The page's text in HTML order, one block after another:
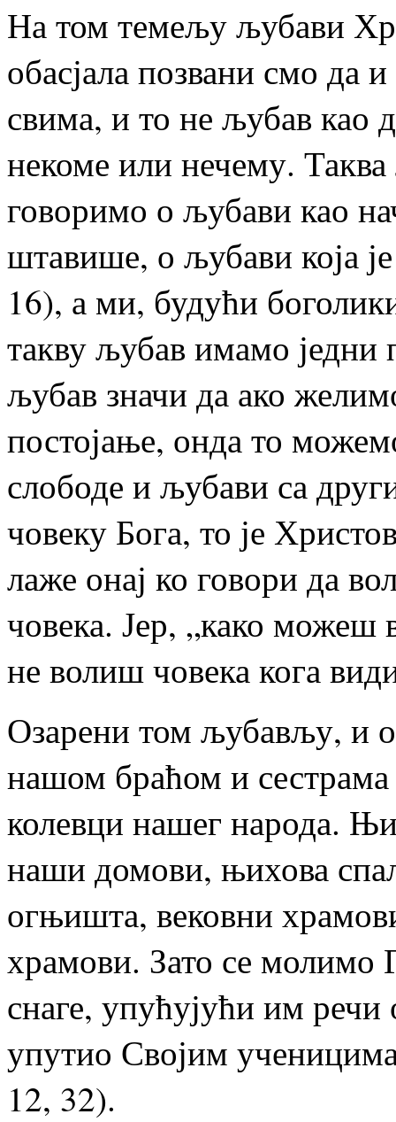
На том темељу љубави
обасјала позвани смо да
свима, и то не љубав као
некоме или нечему.
говоримо о љубави као
штавише, о љубави која
16), а ми, будући
такву љубав имамо
љубав значи да ако
постојање, онда то
слободе и љубави са
човеку Бога, то је
лаже онај ко говори да
човека. Јер, „како можеш
не волиш човека кога
Озарени том љубављу, и
нашом браћом и
колевци нашег народа.
наши домови, њихова
огњишта, вековни
храмови. Зато се
снаге, упућујући им речи
упутио Својим
12, 32).